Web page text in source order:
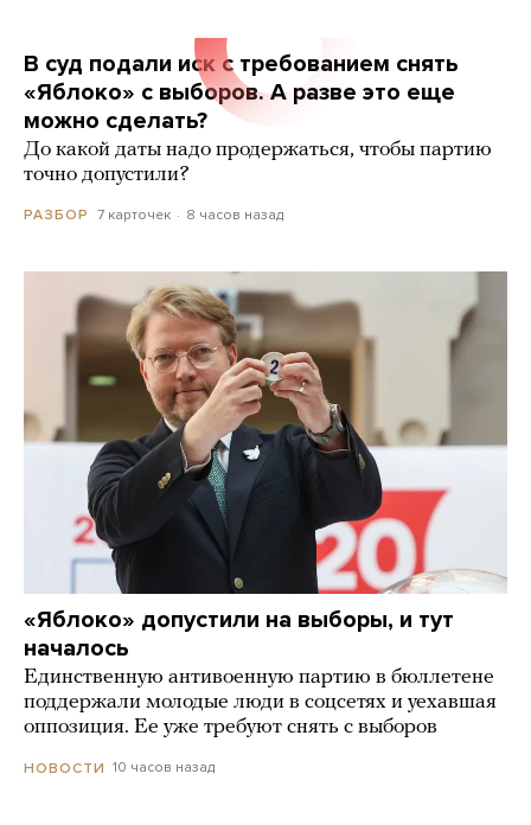
В суд подали иск с требованием снять
«Яблоко» с выборов. А разве это еще
можно сделать?
До какой даты надо продержаться, чтобы партию
точно допустили?
РАЗБОР 7 карточек 8 часов назад
«Яблоко» допустили на выборы, и тут
началось
Единственную антивоенную партию в бюллетене
поддержали молодые люди в соцсетях и уехавшая
оппозиция. Ее уже требуют снять с выборов
НОВОСТИ 10 часов назад